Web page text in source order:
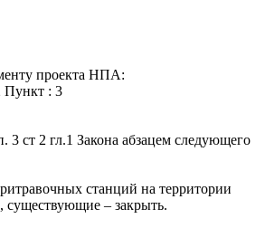
проекта НПА:
Пункт : 3
3 ст 2 гл.1 Закона абзацем следующего
станций на территории
существующие – закрыть.